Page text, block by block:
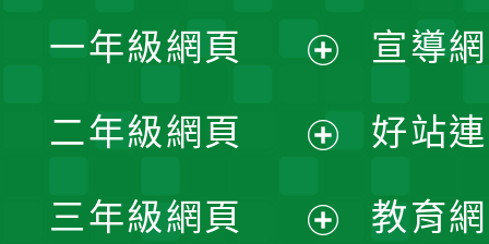
一年級網頁
開
選
二年級網頁
三年級網頁
宣導
好站
教育